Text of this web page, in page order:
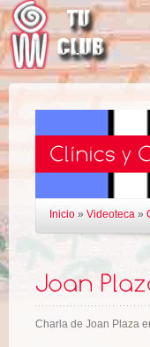
Inicio » Videoteca »
Charla de Joan Plaza